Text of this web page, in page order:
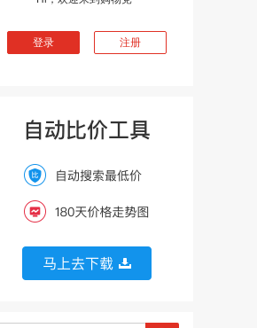
满300减130
：京东童书品
爆款满300
有奖 每日签到可领满2
卡
京东超市 黑五签到有
连签7天必得超市卡 实
测2元
登录 注册